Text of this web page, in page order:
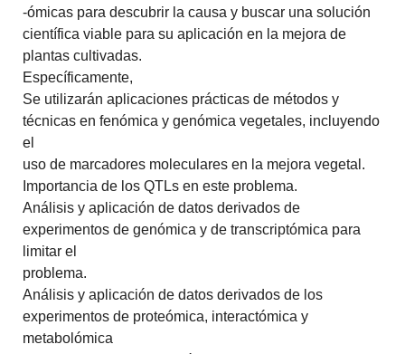
-ómicas para descubrir la causa y buscar una solución
científica viable para su aplicación en la mejora de
plantas cultivadas.
Específicamente,
Se utilizarán aplicaciones prácticas de métodos y
técnicas en fenómica y genómica vegetales, incluyendo
el
uso de marcadores moleculares en la mejora vegetal.
Importancia de los QTLs en este problema.
Análisis y aplicación de datos derivados de
experimentos de genómica y de transcriptómica para
limitar el
problema.
Análisis y aplicación de datos derivados de los
experimentos de proteómica, interactómica y
metabolómica